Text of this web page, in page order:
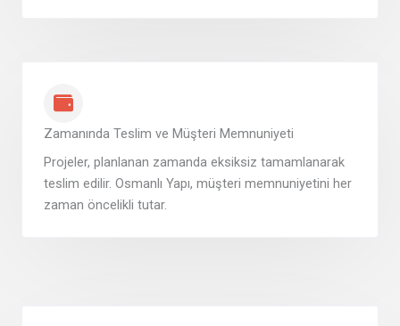
Zamanında Teslim ve Müşteri Memnuniyeti
Projeler, planlanan zamanda eksiksiz tamamlanarak
teslim edilir. Osmanlı Yapı, müşteri memnuniyetini her
zaman öncelikli tutar.